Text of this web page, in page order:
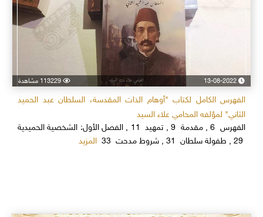
13-08-2022 113229 مشاهدة
الفهرس الكامل لكتاب "أوهام الذات المقدسة، السلطان عبد الحميد
الثاني" لمؤلفه المحامي علاء السيد
الفهرس 6 , مقدمة 9 , تمهيد 11 , الفصل الأول: الشخصية الحميدية
المزيد